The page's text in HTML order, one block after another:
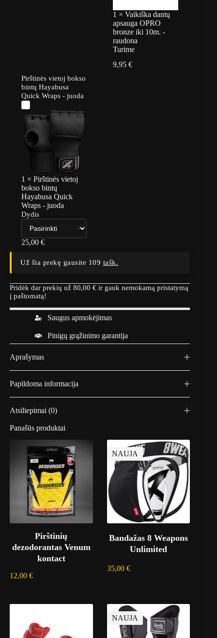
1 × Vaikiška dantų
apsauga OPRO
bronze iki 10m. -
raudona
Turime
9,95 €
Pirštinės vietoj bokso
bintų Hayabusa
Quick Wraps - juoda
1 ×Pirštinės vietoj
bokso bintų
Hayabusa Quick
Wraps - juoda
Dydis
25,00€
Už šia prekę gausite 109 tašk.
Pridėk dar prekių už 80,00 € ir gauk nemokamą pristatymą
į paštomatą!
Saugus apmokėjimas
Pinigų grąžinimo garantija
Aprašymas
Papildoma informacija
Atsiliepimai (0)
Panašūs produktai
Pirštinių
dezodorantas Venum
kontact
12,00 €
NAUJA
Bandažas 8 Weapons
Unlimited
35,00 €
NAUJA